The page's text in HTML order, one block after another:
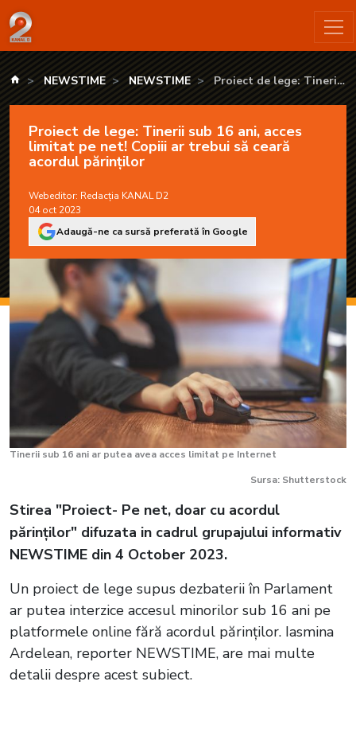
Proiect de lege: Tinerii sub 16 ani, acces limitat pe net! Copiii
kanald.ro
NEWSTIME NEWSTIME
Proiect de lege: Tinerii
ceară acordul părinților
Proiect de lege: Tinerii sub 16 ani, acces
limitat pe net! Copiii ar trebui să ceară
acordul părinților
Webeditor: Redacția KANAL D2
04 oct 2023
Adaugă-ne ca sursă preferată în Google
Tinerii sub 16 ani ar putea avea acces limitat pe Internet
Sursa: Shutterstock
Stirea "Proiect- Pe net, doar cu acordul
părinților" difuzata in cadrul grupajului informativ
NEWSTIME din 4 October 2023.
Un proiect de lege supus dezbaterii în Parlament
ar putea interzice accesul minorilor sub 16 ani pe
platformele online fără acordul părinților. Iasmina
Ardelean, reporter NEWSTIME, are mai multe
detalii despre acest subiect.